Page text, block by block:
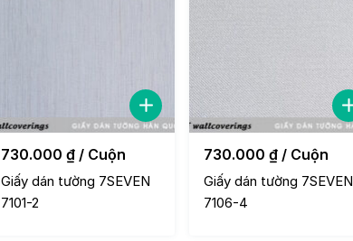
730.000 ₫ / Cuộn
Giấy dán tường 7SEVEN
7101-2
730.000 ₫ / Cuộn
Giấy dán tường 7SEVEN
7106-4